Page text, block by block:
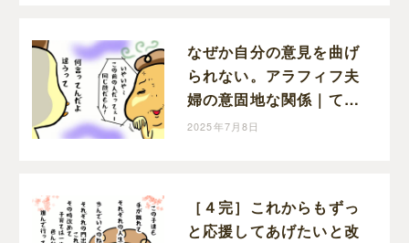
なぜか自分の意見を曲げ
られない。アラフィフ夫
婦の意固地な関係｜てる
子の育児日記
2025年7月8日
［４完］これからもずっ
と応援してあげたいと改